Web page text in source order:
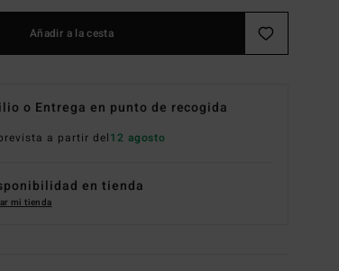
Añadir a la cesta
o Entrega en punto de recogida
a partir del12 agosto
en tienda
mi tienda